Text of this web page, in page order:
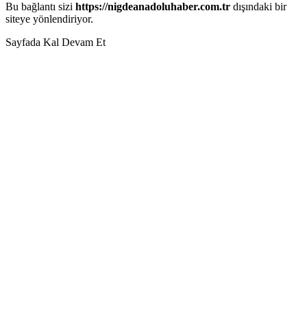
Bu bağlantı sizi https://nigdeanadoluhaber.com.tr dışındaki bir
siteye yönlendiriyor.
Sayfada Kal Devam Et